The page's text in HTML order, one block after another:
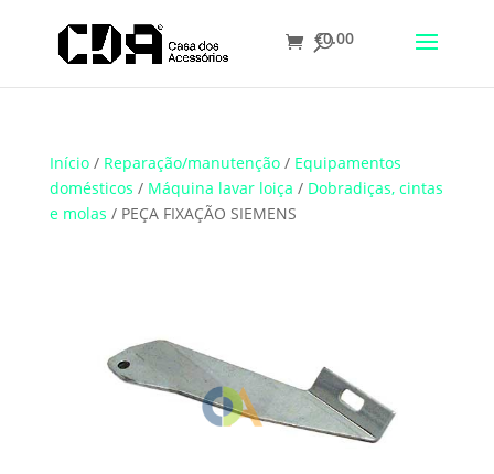
Translate
€0.00
Início/ Reparação/manutenção/ Equipamentos
domésticos / Máquina lavar loiça / Dobradiças, cintas
e molas / PEÇA FIXAÇÃO SIEMENS